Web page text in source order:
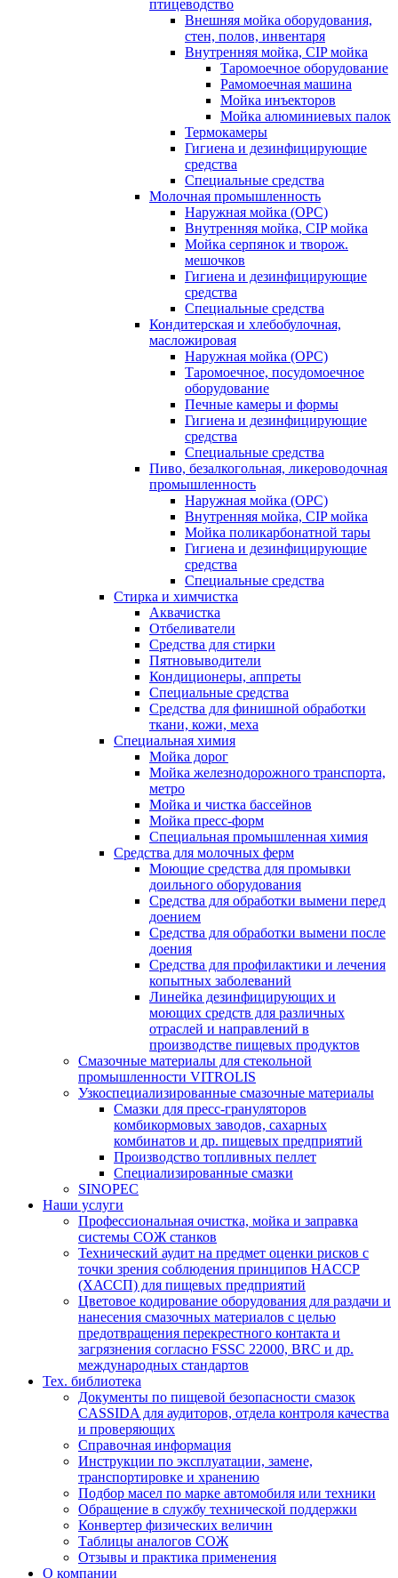
птицеводство
Внешняя мойка оборудования,
стен, полов, инвентаря
Внутренняя мойка, CIP мойка
Таромоечное оборудование
Рамомоечная машина
Мойка инъекторов
Мойка алюминиевых палок
Термокамеры
Гигиена и дезинфицирующие
средства
Специальные средства
Молочная промышленность
Наружная мойка (ОРС)
Внутренняя мойка, CIP мойка
Мойка серпянок и творож.
мешочков
Гигиена и дезинфицирующие
средства
Специальные средства
Кондитерская и хлебобулочная,
масложировая
Наружная мойка (ОРС)
Таромоечное, посудомоечное
оборудование
Печные камеры и формы
Гигиена и дезинфицирующие
средства
Специальные средства
Пиво, безалкогольная, ликероводочная
промышленность
Наружная мойка (ОРС)
Внутренняя мойка, CIP мойка
Мойка поликарбонатной тары
Гигиена и дезинфицирующие
средства
Специальные средства
Стирка и химчистка
Аквачистка
Отбеливатели
Средства для стирки
Пятновыводители
Кондиционеры, аппреты
Специальные средства
Средства для финишной обработки
ткани, кожи, меха
Специальная химия
Мойка дорог
Мойка железнодорожного транспорта,
метро
Мойка и чистка бассейнов
Мойка пресс-форм
Специальная промышленная химия
Средства для молочных ферм
Моющие средства для промывки
доильного оборудования
Средства для обработки вымени перед
доением
Средства для обработки вымени после
доения
Средства для профилактики и лечения
копытных заболеваний
Линейка дезинфицирующих и
моющих средств для различных
отраслей и направлений в
производстве пищевых продуктов
Смазочные материалы для стекольной
промышленности VITROLIS
Узкоспециализированные смазочные материалы
Смазки для пресс-грануляторов
комбикормовых заводов, сахарных
комбинатов и др. пищевых предприятий
Производство топливных пеллет
Специализированные смазки
SINOPEC
Наши услуги
Профессиональная очистка, мойка и заправка
системы СОЖ станков
Технический аудит на предмет оценки рисков с
точки зрения соблюдения принципов HACCP
(ХАССП) для пищевых предприятий
Цветовое кодирование оборудования для раздачи и
нанесения смазочных материалов с целью
предотвращения перекрестного контакта и
загрязнения согласно FSSC 22000, BRC и др.
международных стандартов
Тех. библиотека
Документы по пищевой безопасности смазок
CASSIDA для аудиторов, отдела контроля качества
и проверяющих
Справочная информация
Инструкции по эксплуатации, замене,
транспортировке и хранению
Подбор масел по марке автомобиля или техники
Обращение в службу технической поддержки
Конвертер физических величин
Таблицы аналогов СОЖ
Отзывы и практика применения
О компании